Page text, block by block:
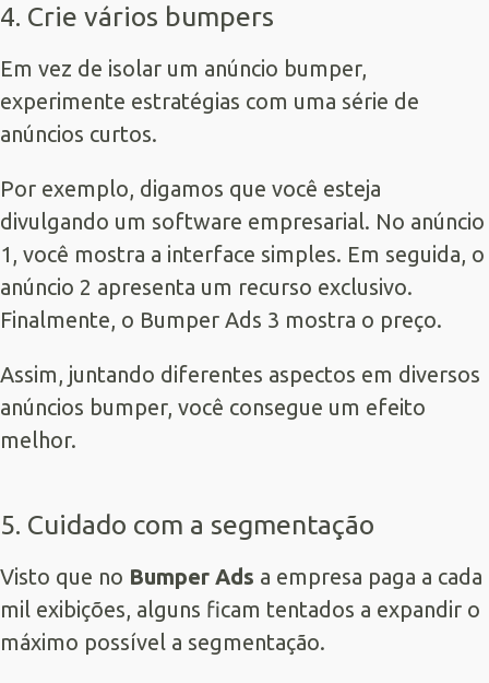
4. Crie vários bumpers
Em vez de isolar um anúncio bumper,
experimente estratégias com uma série de
anúncios curtos.
Por exemplo, digamos que você esteja
divulgando um software empresarial. No anúncio
1, você mostra a interface simples. Em seguida, o
anúncio 2 apresenta um recurso exclusivo.
Finalmente, o Bumper Ads 3 mostra o preço.
Assim, juntando diferentes aspectos em diversos
anúncios bumper, você consegue um efeito
melhor.
5. Cuidado com a segmentação
Visto que no Bumper Ads a empresa paga a cada
mil exibições, alguns ficam tentados a expandir o
máximo possível a segmentação.